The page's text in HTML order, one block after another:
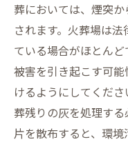
葬においては、煙突
されます。火葬場は
ている場合がほとん
被害を引き起こす可
けるようにしてくだ
葬残りの灰を処理す
片を散布すると、環